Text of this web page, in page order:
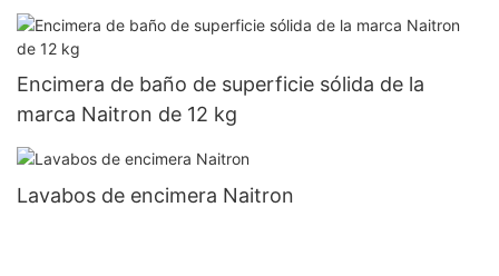
café, beige, aluminio metalizado, terracota, plata,
gris piedra y azul cielo.
Encimera de baño de superficie sólida de la
marca Naitron de 12 kg
Lavabos de encimera Naitron